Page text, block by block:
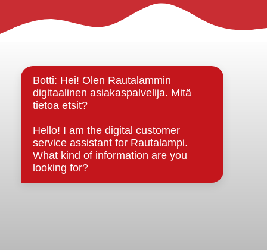
Rautalammin kunta
Strategiat, ohjelmat, ohjeet, suunnitelmat, säännöt ja
sopimukset
Asiakirjajulkisuuskuvaus
Evästeet
Saavutettavuusseloste
Tietosuoja
Tietosuojaselosteet